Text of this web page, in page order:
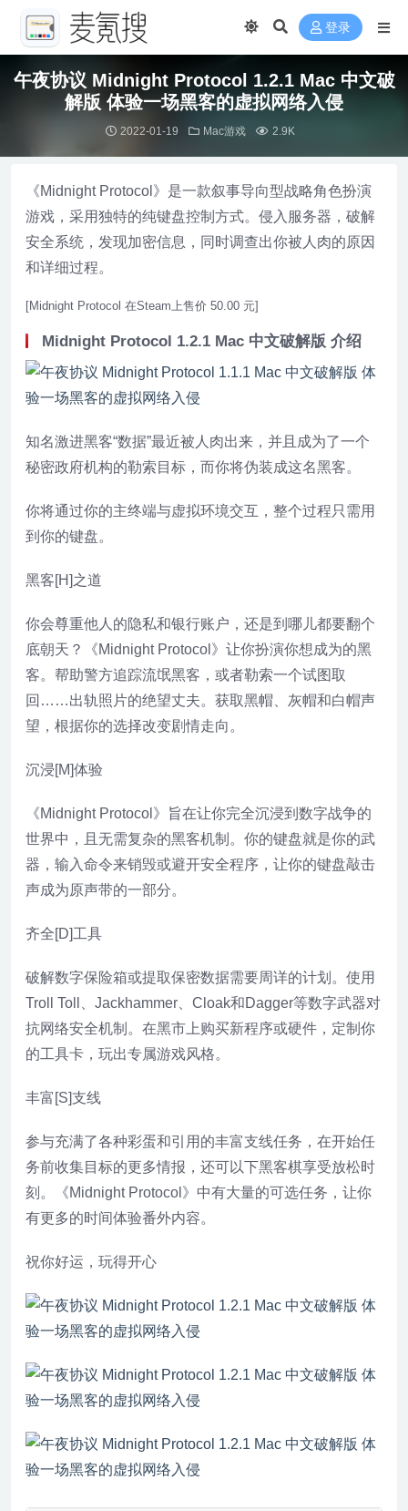
登录
午夜协议 Midnight Protocol 1.2.1 Mac 中文破
解版 体验一场黑客的虚拟网络入侵
2022-01-19 Mac游戏 2.9K
《Midnight Protocol》是一款叙事导向型战略角色扮演
游戏，采用独特的纯键盘控制方式。侵入服务器，破解
安全系统，发现加密信息，同时调查出你被人肉的原因
和详细过程。
[Midnight Protocol 在Steam上售价 50.00 元]
Midnight Protocol 1.2.1 Mac 中文破解版 介绍
知名激进黑客“数据”最近被人肉出来，并且成为了一个
秘密政府机构的勒索目标，而你将伪装成这名黑客。
你将通过你的主终端与虚拟环境交互，整个过程只需用
到你的键盘。
黑客[H]之道
你会尊重他人的隐私和银行账户，还是到哪儿都要翻个
底朝天？《Midnight Protocol》让你扮演你想成为的黑
客。帮助警方追踪流氓黑客，或者勒索一个试图取
回……出轨照片的绝望丈夫。获取黑帽、灰帽和白帽声
望，根据你的选择改变剧情走向。
沉浸[M]体验
《Midnight Protocol》旨在让你完全沉浸到数字战争的
世界中，且无需复杂的黑客机制。你的键盘就是你的武
器，输入命令来销毁或避开安全程序，让你的键盘敲击
声成为原声带的一部分。
齐全[D]工具
破解数字保险箱或提取保密数据需要周详的计划。使用
Troll Toll、Jackhammer、Cloak和Dagger等数字武器对
抗网络安全机制。在黑市上购买新程序或硬件，定制你
的工具卡，玩出专属游戏风格。
丰富[S]支线
参与充满了各种彩蛋和引用的丰富支线任务，在开始任
务前收集目标的更多情报，还可以下黑客棋享受放松时
刻。《Midnight Protocol》中有大量的可选任务，让你
有更多的时间体验番外内容。
祝你好运，玩得开心